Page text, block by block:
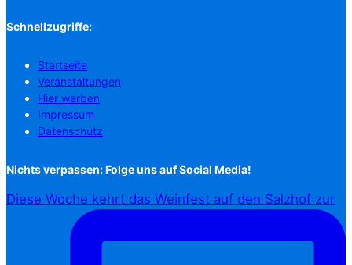
Schnellzugriffe:
Startseite
Veranstaltungen
Hier werben
Impressum
Datenschutz
Nichts verpassen: Folge uns auf Social Media!
Diese Woche kehrt das Weinfest auf den Salzhof zur